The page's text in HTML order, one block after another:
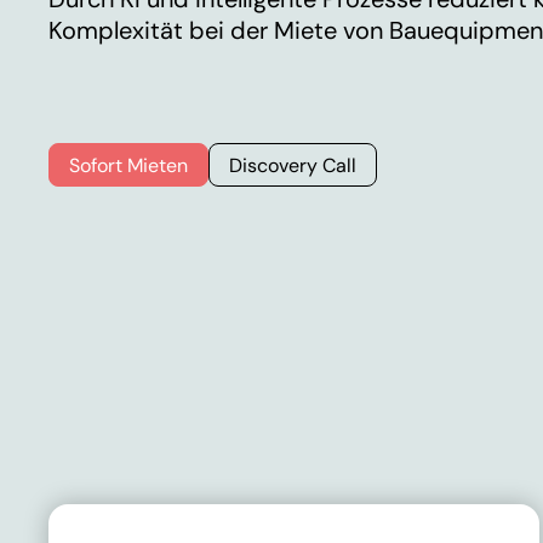
Komplexität bei der Miete von
Sofort Mieten Discovery Call